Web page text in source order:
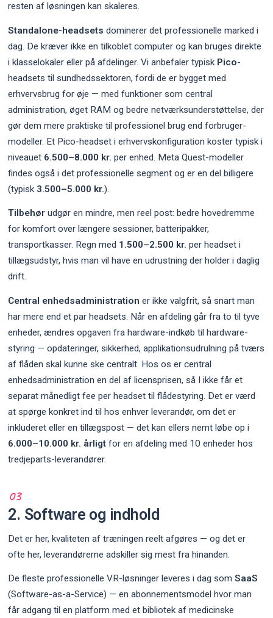
resten af løsningen kan skaleres.
Standalone-headsets dominerer det professionelle marked i
dag. De kræver ikke en tilkoblet computer og kan bruges direkte
i klasselokaler eller på afdelinger. Vi anbefaler typisk Pico-
headsets til sundhedssektoren, fordi de er bygget med
erhvervsbrug for øje — med funktioner som central
administration, øget RAM og bedre netværksunderstøttelse, der
gør dem mere praktiske til professionel brug end forbruger-
modeller. Et Pico-headset i erhvervskonfiguration koster typisk i
niveauet 6.500–8.000 kr. per enhed. Meta Quest-modeller
findes også i det professionelle segment og er en del billigere
(typisk 3.500–5.000 kr.).
Tilbehør udgør en mindre, men reel post: bedre hovedremme
for komfort over længere sessioner, batteripakker,
transportkasser. Regn med 1.500–2.500 kr. per headset i
tillægsudstyr, hvis man vil have en udrustning der holder i daglig
drift.
Central enhedsadministration er ikke valgfrit, så snart man
har mere end et par headsets. Når en afdeling går fra to til tyve
enheder, ændres opgaven fra hardware-indkøb til hardware-
styring — opdateringer, sikkerhed, applikationsudrulning på tværs
af flåden skal kunne ske centralt. Hos os er central
enhedsadministration en del af licensprisen, så I ikke får et
separat månedligt fee per headset til flådestyring. Det er værd
at spørge konkret ind til hos enhver leverandør, om det er
inkluderet eller en tillægspost — det kan ellers nemt løbe op i
6.000–10.000 kr. årligt for en afdeling med 10 enheder hos
tredjeparts-leverandører.
2. Software og indhold
Det er her, kvaliteten af træningen reelt afgøres — og det er
ofte her, leverandørerne adskiller sig mest fra hinanden.
De fleste professionelle VR-løsninger leveres i dag somSaaS
(Software-as-a-Service) — en abonnementsmodel hvor man
får adgang til en platform med et bibliotek af medicinske